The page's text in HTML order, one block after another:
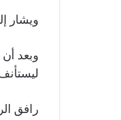
ويشار
ليستأنف السفر في 22 من ذات